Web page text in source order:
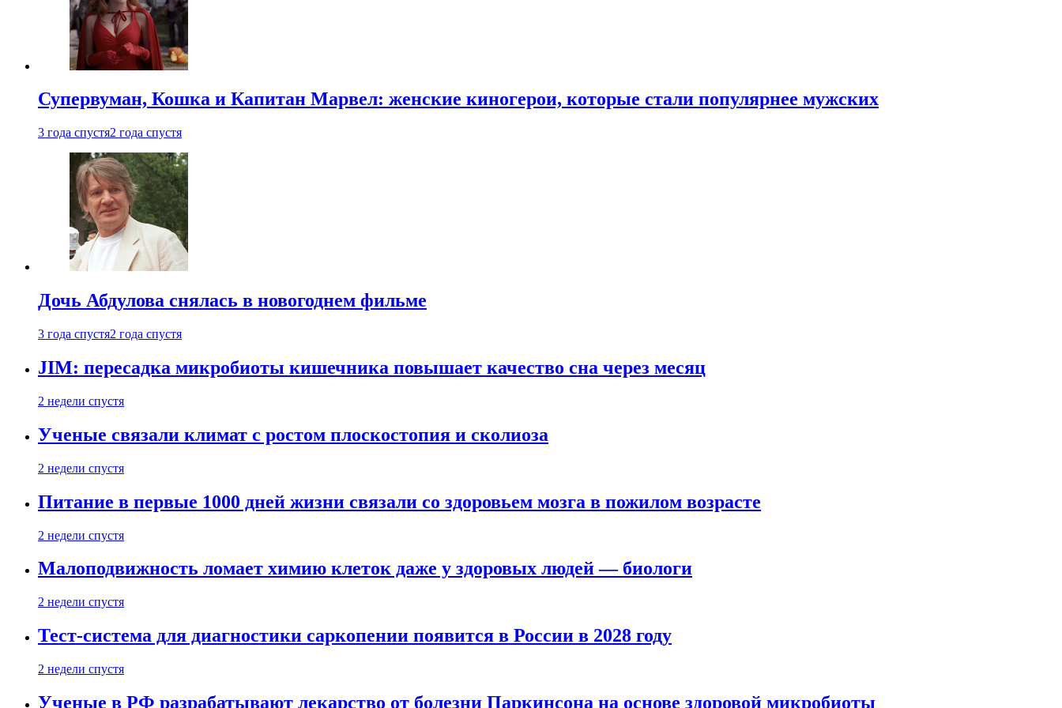
Супервуман, Кошка и Капитан Марвел: женские киногерои, которые стали популярнее мужских
3 года спустя2 года спустя
Дочь Абдулова снялась в новогоднем фильме
3 года спустя2 года спустя
JIM: пересадка микробиоты кишечника повышает качество сна через месяц
2 недели спустя
Ученые связали климат с ростом плоскостопия и сколиоза
2 недели спустя
Питание в первые 1000 дней жизни связали со здоровьем мозга в пожилом возрасте
2 недели спустя
Малоподвижность ломает химию клеток даже у здоровых людей — биологи
2 недели спустя
Тест-система для диагностики саркопении появится в России в 2028 году
2 недели спустя
Ученые в РФ разрабатывают лекарство от болезни Паркинсона на основе здоровой микробиоты